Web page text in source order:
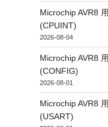
Microchip AVR8
(CPUINT)
2026-08-04
Microchip AVR8
(CONFIG)
2026-08-01
Microchip AVR8
(USART)